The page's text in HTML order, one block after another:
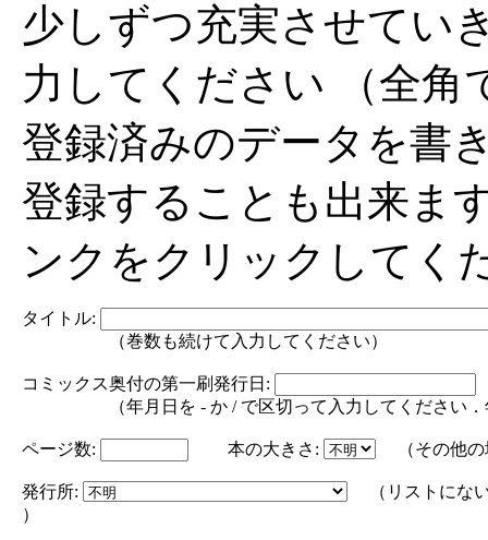
少しずつ充実させてい
力してください （全角
登録済みのデータを書
登録することも出来ま
ンクをクリックしてく
タイトル:
（巻数も続けて入力してください）
コミックス奥付の第一刷発行日:
（年月日を - か / で区切って入力してください．年
ページ数: 本の大きさ: （その他の
発行所:
（リストにな
）